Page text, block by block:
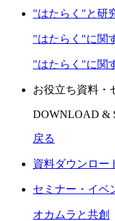
"はたらく"と研
"はたらく"に関
"はたらく"に関
お役立ち資料・
DOWNLOAD &
戻る
資料ダウンロー
セミナー・イベ
オカムラと共創